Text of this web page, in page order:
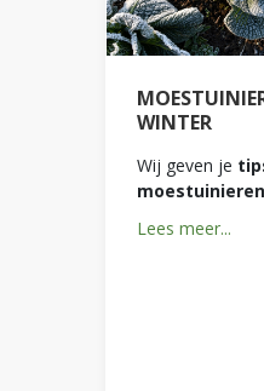
WINTER
Wij geven je
Lees meer...